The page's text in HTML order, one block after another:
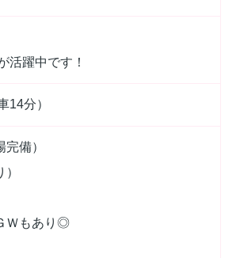
活躍中です！
14分）
備）
Ｗもあり◎